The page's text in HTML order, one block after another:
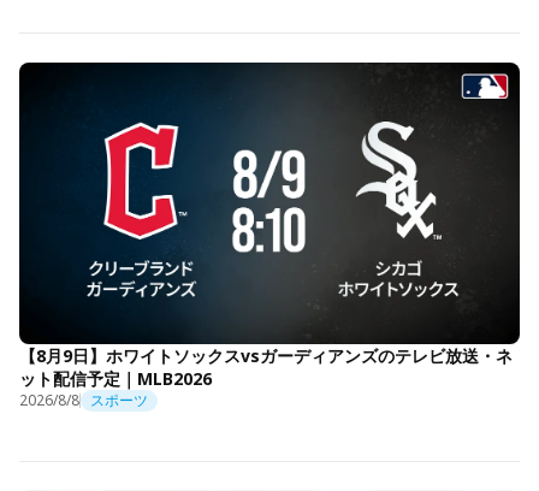
【8月9日】ホワイトソックスvsガーディアンズのテレビ放送・ネ
ット配信予定｜MLB2026
2026/8/8 スポーツ